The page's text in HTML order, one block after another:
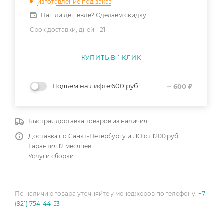
изготовление под заказ
Нашли дешевле? Сделаем скидку
Срок доставки, дней - 21
КУПИТЬ В 1 КЛИК
Подъем на лифте 600 руб 600 ₽
Быстрая доставка товаров из наличия
Доставка по Санкт-Петербургу и ЛО от 1200 руб
Гарантия 12 месяцев.
Услуги сборки
По наличию товара уточняйте у менеджеров по телефону: +7
(921) 754-44-53